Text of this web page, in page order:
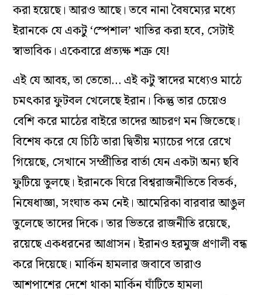
করা হয়েছে। আরও আছে। তবে নানা বৈষম্যের মধ্যে
ইরানকে যে একটু ‘স্পেশাল’ খাতির করা হবে, সেটাই
স্বাভাবিক। একেবারে প্রত্যক্ষ শত্রু যে!
এই যে আবহ, তা তেতো… এই কটু স্বাদের মধ্যেও মাঠে
চমৎকার ফুটবল খেলেছে ইরান। কিন্তু তার চেয়েও
বেশি করে মাঠের বাইরে তাদের আচরণ মন জিতেছে।
বিশেষ করে যে চিঠি তারা দ্বিতীয় ম্যাচের পরে রেখে
গিয়েছে, সেখানে সম্প্রীতির বার্তা যেন একটা অন্য ছবি
ফুটিয়ে তুলছে। ইরানকে ঘিরে বিশ্বরাজনীতিতে বিতর্ক,
নিষেধাজ্ঞা, সংঘাত কম নেই। আমেরিকা বারবার আঙুল
তুলেছে তাদের দিকে। তার ভিতরে রাজনীতি রয়েছে,
রয়েছে একধরনের আগ্রাসন। ইরানও হরমুজ প্রণালী বন্ধ
করে দিয়েছে। মার্কিন হামলার জবাবে তারাও
আশপাশের দেশে থাকা মার্কিন ঘাঁটিতে হামলা